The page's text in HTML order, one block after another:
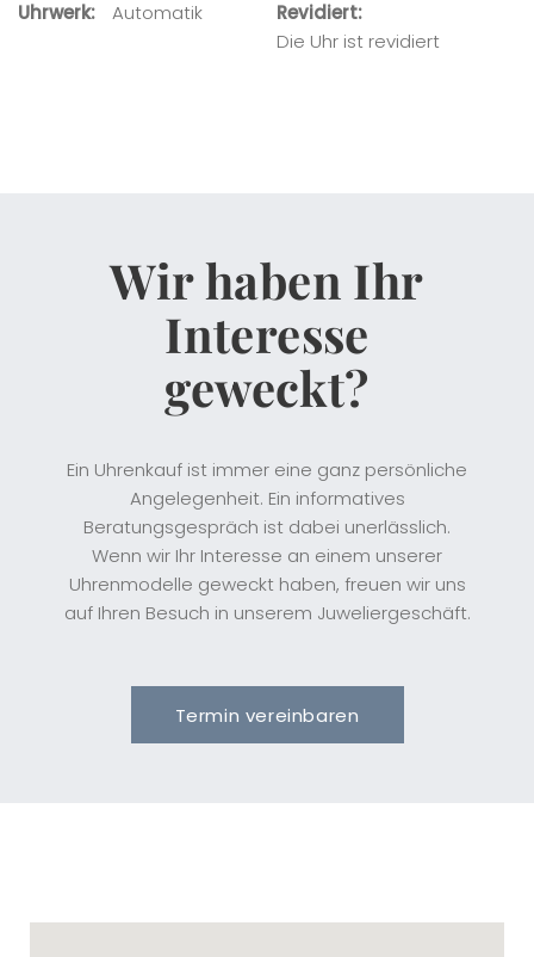
Uhrwerk
Automatik
Revidiert
Die Uhr ist revidiert
Wir haben Ihr
Interesse
geweckt?
Ein Uhrenkauf ist immer eine ganz persönliche
Angelegenheit. Ein informatives
Beratungsgespräch ist dabei unerlässlich.
Wenn wir Ihr Interesse an einem unserer
Uhrenmodelle geweckt haben, freuen wir uns
auf Ihren Besuch in unserem Juweliergeschäft.
Termin vereinbaren